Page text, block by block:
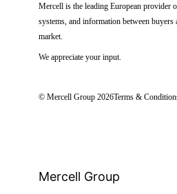
Mercell is the leading European provider
systems, and information between
market.
We appreciate your input.
© Mercell Group 2026Terms &
Mercell Group